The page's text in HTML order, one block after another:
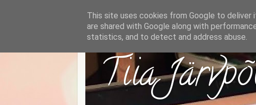
Tiia
This site uses cookies from Google to deliver
are shared with Google along with
statistics, and to detect and address abuse.